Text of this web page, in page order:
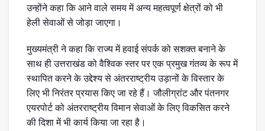
उन्होंने कहा कि आने वाले समय में अन्य महत्वपूर्ण क्षेत्रों को भी
हेली सेवाओं से जोड़ा जाएगा।
मुख्यमंत्री ने कहा कि राज्य में हवाई संपर्क को सशक्त बनाने के
साथ ही उत्तराखंड को वैश्विक स्तर पर एक प्रमुख गंतव्य के रूप में
स्थापित करने के उद्देश्य से अंतरराष्ट्रीय उड़ानों के विस्तार के
लिए भी निरंतर प्रयास किए जा रहे हैं। जौलीग्रांट और पंतनगर
एयरपोर्ट को अंतरराष्ट्रीय विमान सेवाओं के लिए विकसित करने
की दिशा में भी कार्य किया जा रहा है।